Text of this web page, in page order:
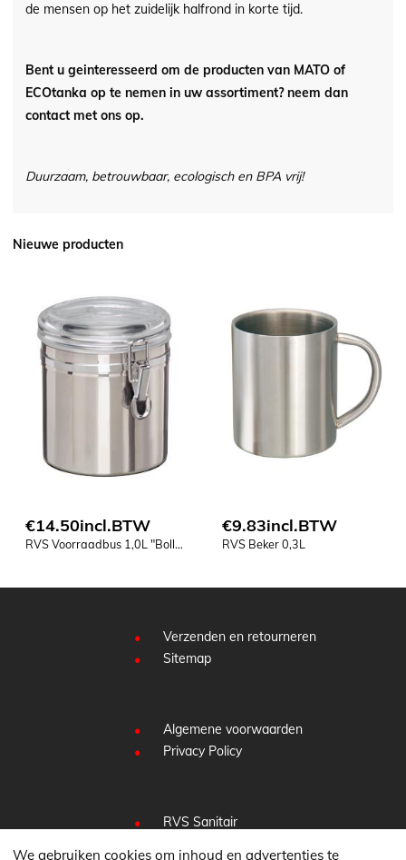
de mensen op het zuidelijk halfrond in korte tijd.
Bent u geinteresseerd om de producten van MATO of
ECOtanka op te nemen in uw assortiment? neem dan
contact met ons op.
Duurzaam, betrouwbaar, ecologisch en BPA vrij!
Nieuwe producten
€14.50incl.BTW
RVS Voorraadbus 1,0L "Bollek"
€9.83incl.BTW
RVS Beker 0,3L
Verzenden en retourneren
Sitemap
Algemene voorwaarden
Privacy Policy
RVS Sanitair
We gebruiken cookies om inhoud en advertenties te